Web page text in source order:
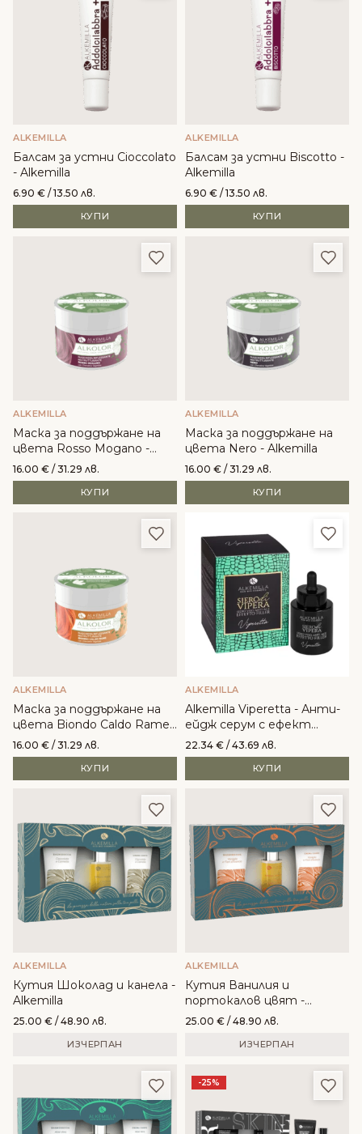
ALKEMILLA
Балсам за устни Cioccolato
- Alkemilla
6.90 € / 13.50 лв.
КУПИ
ALKEMILLA
Балсам за устни Biscotto -
Alkemilla
6.90 € / 13.50 лв.
КУПИ
Добави в любими
ALKEMILLA
Маска за поддържане на
цвета Rosso Mogano -
Alkemilla
16.00 € / 31.29 лв.
КУПИ
ALKEMILLA
Маска за поддържане на
цвета Nero - Alkemilla
16.00 € / 31.29 лв.
КУПИ
Добави в любими
ALKEMILLA
Маска за поддържане на
цвета Biondo Caldo Rame -
Alkemilla
16.00 € / 31.29 лв.
КУПИ
ALKEMILLA
Alkemilla Viperetta - Анти-
ейдж серум с ефект
филър
22.34 € / 43.69 лв.
КУПИ
Добави в любими
ALKEMILLA
Кутия Шоколад и канела -
Alkemilla
25.00 € / 48.90 лв.
ИЗЧЕРПАН
ALKEMILLA
Кутия Ванилия и
портокалов цвят -
Alkemilla
25.00 € / 48.90 лв.
ИЗЧЕРПАН
Добави в любими
-25%